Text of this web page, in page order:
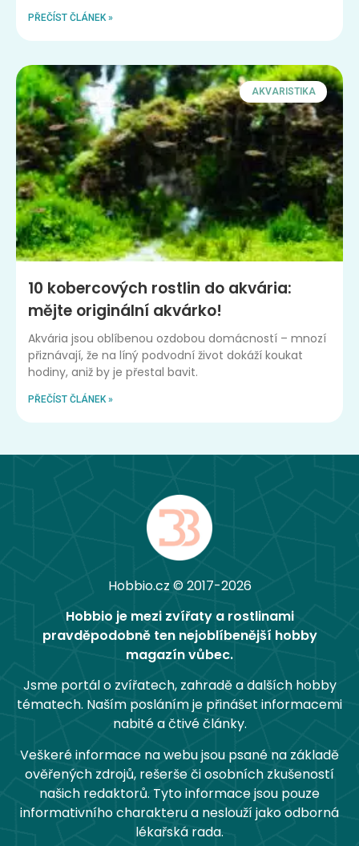
PŘEČÍST ČLÁNEK »
AKVARISTIKA
10 kobercových rostlin do akvária:
mějte originální akvárko!
Akvária jsou oblíbenou ozdobou domácností – mnozí
přiznávají, že na líný podvodní život dokáží koukat
hodiny, aniž by je přestal bavit.
PŘEČÍST ČLÁNEK »
Hobbio.cz © 2017-2026
Hobbio je mezi zvířaty a rostlinami
pravděpodobně ten nejoblíbenější hobby
magazín vůbec.
Jsme portál o zvířatech, zahradě a dalších hobby
tématech. Naším posláním je přinášet informacemi
nabité a čtivé články.
Veškeré informace na webu jsou psané na základě
ověřených zdrojů, rešerše či osobních zkušeností
našich redaktorů. Tyto informace jsou pouze
informativního charakteru a neslouží jako odborná
lékařská rada.